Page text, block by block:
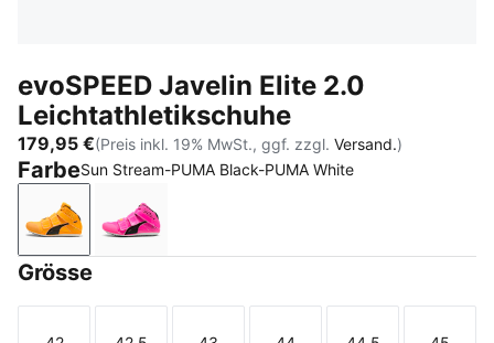
evoSPEED Javelin Elite 2.0
Leichtathletikschuhe
179,95 €(Preis inkl. 19% MwSt., ggf. zzgl. Versand.)
FarbeSun Stream-PUMA Black-PUMA White
Sun Stream-PUMA Black-PUMA White
Poison Pink-Sun Stream-PUMA Black
Grösse